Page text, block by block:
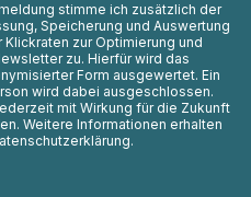
stimme ich zusätzlich der
Speicherung und Auswertung
zur Optimierung und
zu. Hierfür wird das
Form ausgewertet. Ein
wird dabei ausgeschlossen.
mit Wirkung für die Zukunft
Weitere Informationen erhalten